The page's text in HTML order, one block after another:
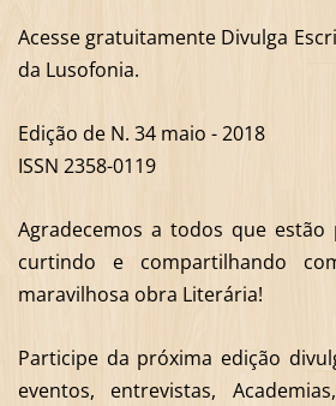
Acesse gratuitamente Divulga
da Lusofonia.
Edição de N. 34 maio - 2018
ISSN 2358-0119
Agradecemos a todos que estão
curtindo e compartilhando
maravilhosa obra Literária!
Participe da próxima edição
eventos, entrevistas,